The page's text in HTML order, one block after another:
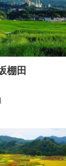
棚田